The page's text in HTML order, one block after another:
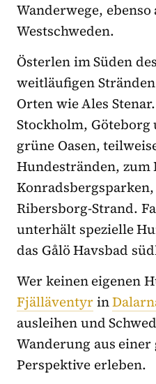
Wanderwege, ebenso
Westschweden.
Österlen im Süden
weitläufigen
Orten wie Ales
Stockholm,
grüne Oasen,
Hundestränden, zum
Ribersborg-Strand.
unterhält spezielle
das Gålö Havsbad
Wer keinen eigenen
Fjälläventyrin
ausleihen und
Wanderung aus einer
Perspektive erleben.